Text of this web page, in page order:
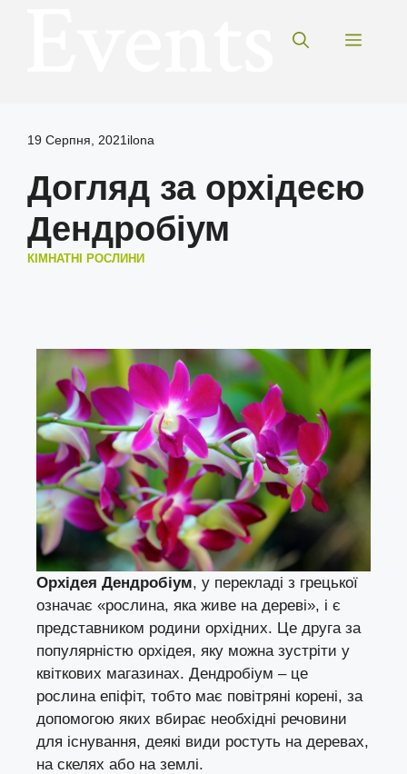
Меню
19 Серпня, 2021ilona
Догляд за орхідеєю
Дендробіум
КІМНАТНІ РОСЛИНИ
Орхідея Дендробіум, у перекладі з грецької
означає «рослина, яка живе на дереві», і є
представником родини орхідних. Це друга за
популярністю орхідея, яку можна зустріти у
квіткових магазинах. Дендробіум – це
рослина епіфіт, тобто має повітряні корені, за
допомогою яких вбирає необхідні речовини
для існування, деякі види ростуть на деревах,
на скелях або на землі.